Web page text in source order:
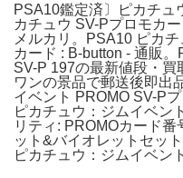
PSA10鑑定済〕ピカチュ
カチュウ SV-Pプロモカ
メルカリ。PSA10 ピカ
カード : B-button - 通販
SV-P 197の最新値段・
ワンの景品で郵送後即出
イベント PROMO SV-P
ピカチュウ：ジムイベン
リティ: PROMOカード番
ット&バイオレットセット
ピカチュウ：ジムイベント